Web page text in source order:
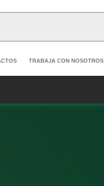
navigation
TRABAJA CON NOSOTROS